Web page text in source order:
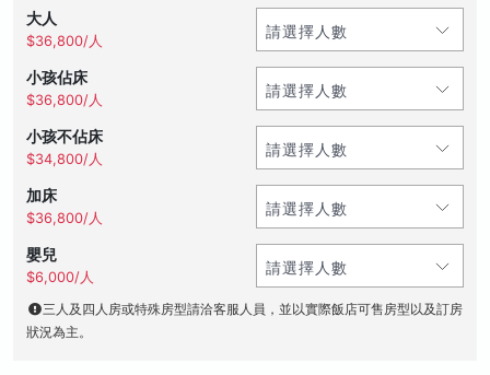
大人
$36,800/人
小孩佔床
$36,800/人
小孩不佔床
$34,800/人
加床
$36,800/人
嬰兒
$6,000/人
三人及四人房或特殊房型請洽客服人員，並以實際飯店可售房型以及訂房
狀況為主。